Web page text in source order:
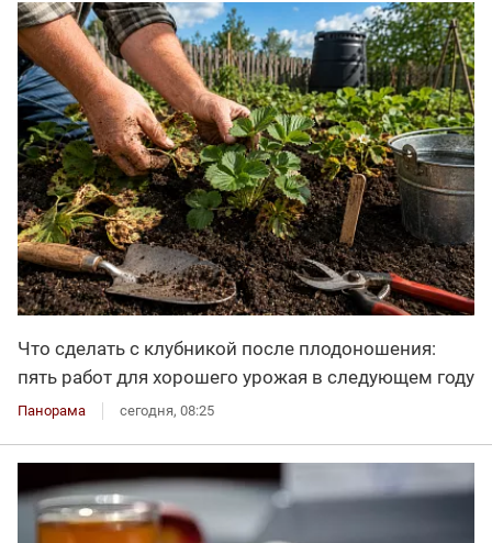
Что сделать с клубникой после плодоношения:
пять работ для хорошего урожая в следующем году
Панорама сегодня, 08:25